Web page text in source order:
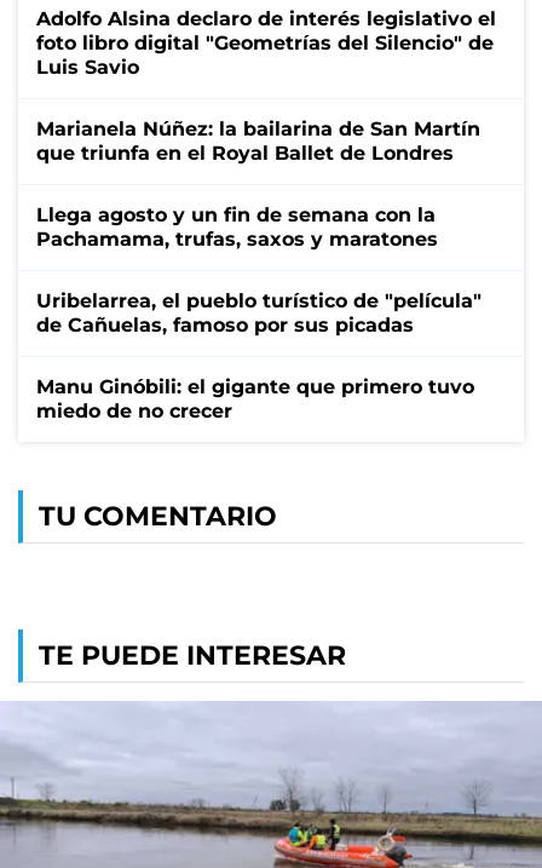
Adolfo Alsina declaro de interés legislativo el
foto libro digital "Geometrías del Silencio" de
Luis Savio
Marianela Núñez: la bailarina de San Martín
que triunfa en el Royal Ballet de Londres
Llega agosto y un fin de semana con la
Pachamama, trufas, saxos y maratones
Uribelarrea, el pueblo turístico de "película"
de Cañuelas, famoso por sus picadas
Manu Ginóbili: el gigante que primero tuvo
miedo de no crecer
TU COMENTARIO
TE PUEDE INTERESAR